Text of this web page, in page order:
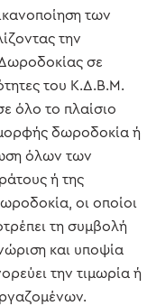
των
την
σε
του Κ.Δ.Β.Μ.
όλο το πλαίσιο
δωροδοκία ή
όλων των
ή της
οι οποίοι
τη συμβολή
και υποψία
την τιμωρία ή